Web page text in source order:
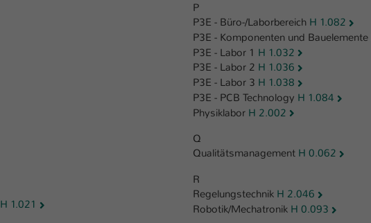
H 1.021
P
P3E - Büro-/Laborbereich H 1.082
P3E - Komponenten und Bauelemente
P3E - Labor 1 H 1.032
P3E - Labor 2 H 1.036
P3E - Labor 3 H 1.038
P3E - PCB Technology H 1.084
Physiklabor H 2.002
Q
Qualitätsmanagement H 0.062
R
Regelungstechnik H 2.046
Robotik/Mechatronik H 0.093
Dieser Cookie teilt der Webseite mit, ob ein
Besucher im Typo3-Backend angemeldet ist und
Rechte besitzt diese zu verwalten.